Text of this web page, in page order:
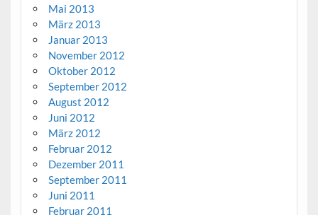
Mai 2013
März 2013
Januar 2013
November 2012
Oktober 2012
September 2012
August 2012
Juni 2012
März 2012
Februar 2012
Dezember 2011
September 2011
Juni 2011
Februar 2011